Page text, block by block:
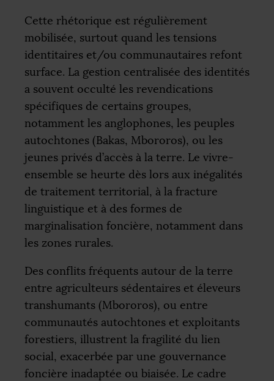
Cette rhétorique est régulièrement
mobilisée, surtout quand les tensions
identitaires et/ou communautaires refont
surface. La gestion centralisée des identités
a souvent occulté les revendications
spécifiques de certains groupes,
notamment les anglophones, les peuples
autochtones (Bakas, Mbororos), ou les
jeunes privés d’accès à la terre. Le vivre-
ensemble se heurte dès lors aux inégalités
de traitement territorial, à la fracture
linguistique et à des formes de
marginalisation foncière, notamment dans
les zones rurales.
Des conflits fréquents autour de la terre
entre agriculteurs sédentaires et éleveurs
transhumants (Mbororos), ou entre
communautés autochtones et exploitants
forestiers, illustrent la fragilité du lien
social, exacerbée par une gouvernance
foncière inadaptée ou biaisée. Le cadre